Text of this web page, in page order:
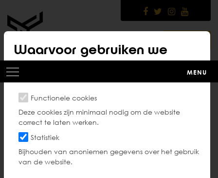
main
content
Waarvoor gebruiken we
cookies?
Functionele cookies
Deze cookies zijn minimaal nodig om de website
correct te laten werken.
Statistiek
Bijhouden van anoniemen gegevens over het gebruik
van de website.
MENU
Selectiecriteria